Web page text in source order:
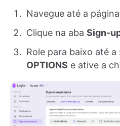
Navegue até a página
Clique na aba Sign-
Role para baixo até a
OPTIONS e ative a